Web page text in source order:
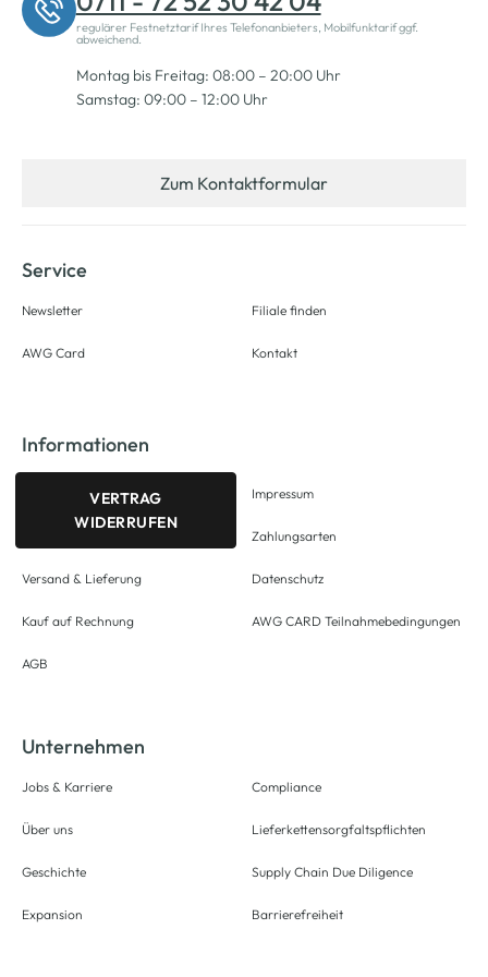
regulärer Festnetztarif Ihres Telefonanbieters, Mobilfunktarif ggf.
abweichend.
Montag bis Freitag: 08:00 – 20:00 Uhr
Samstag: 09:00 – 12:00 Uhr
Zum Kontaktformular
Service
Newsletter
AWG Card
Filiale finden
Kontakt
Informationen
VERTRAG
WIDERRUFEN
Versand & Lieferung
Kauf auf Rechnung
AGB
Impressum
Zahlungsarten
Datenschutz
AWG CARD Teilnahmebedingungen
Unternehmen
Jobs & Karriere
Über uns
Geschichte
Expansion
Compliance
Lieferkettensorgfaltspflichten
Supply Chain Due Diligence
Barrierefreiheit